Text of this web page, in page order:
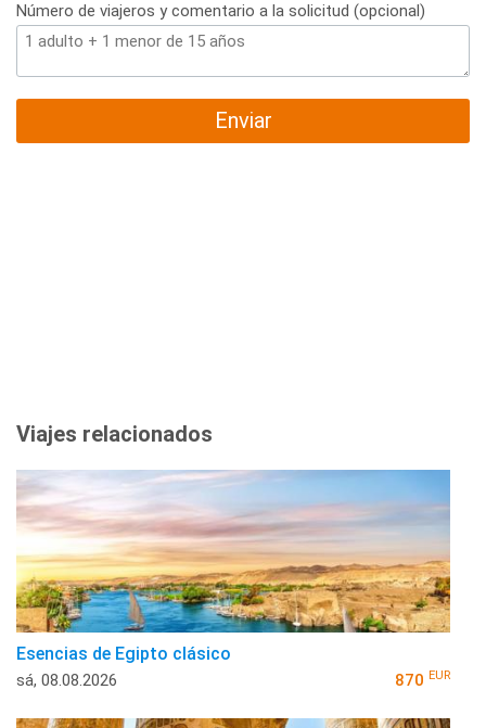
Número de viajeros y comentario a la solicitud (opcional)
Enviar
Viajes relacionados
Esencias de Egipto clásico
sá, 08.08.2026 870 EUR